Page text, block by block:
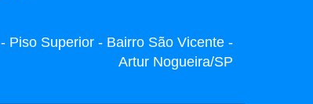
Piso Superior - Bairro São Vicente -
Artur Nogueira/SP